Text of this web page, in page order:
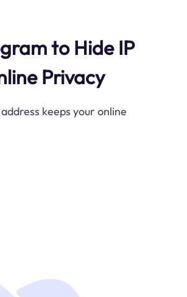
to Hide IP
Privacy
keeps your online